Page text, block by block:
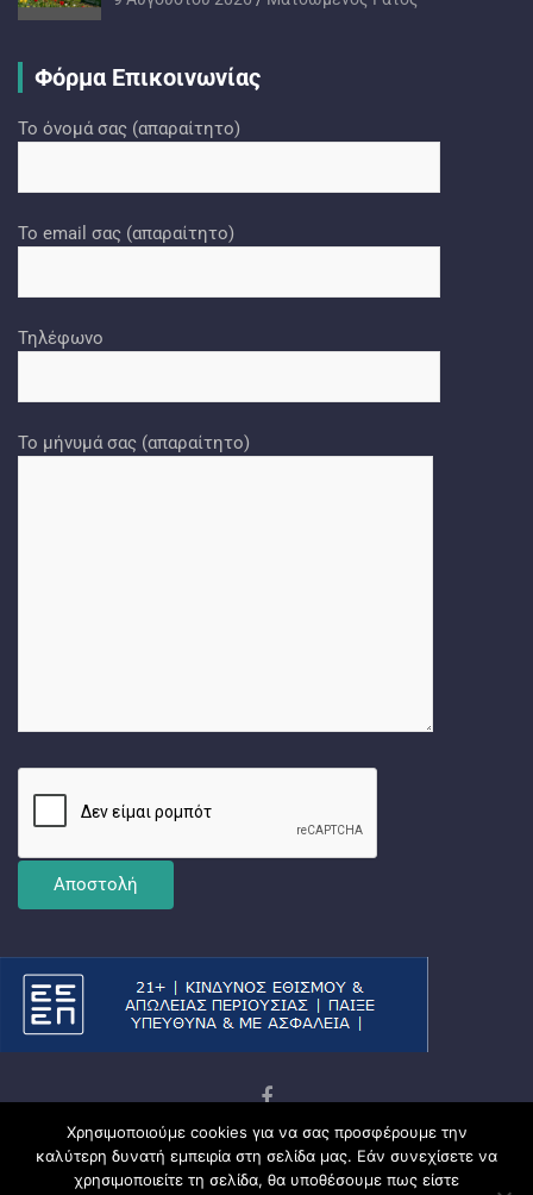
Φόρμα Επικοινωνίας
Το όνομά σας (απαραίτητο)
Το email σας (απαραίτητο)
Τηλέφωνο
Το μήνυμά σας (απαραίτητο)
Copyright © 2026Ματσωμένος Γάτος – Όλα για το
Στοίχημα
Χρησιμοποιούμε cookies για να σας προσφέρουμε την
καλύτερη δυνατή εμπειρία στη σελίδα μας. Εάν συνεχίσετε να
χρησιμοποιείτε τη σελίδα, θα υποθέσουμε πως είστε